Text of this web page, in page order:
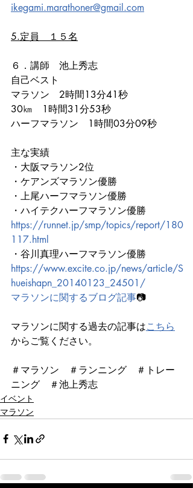
ikegami.marathoner@gmail.com
5.定員　１５名
６．講師　池上秀志
自己ベスト
マラソン　2時間13分41秒
30㎞　1時間31分53秒
ハーフマラソン　1時間03分09秒
主な実績
・大阪マラソン2位
・ケアンズマラソン優勝
・上尾ハーフマラソン優勝
・ハイテクハーフマラソン優勝
https://runnet.jp/smp/topics/report/180
117.html
・谷川真理ハーフマラソン優勝
https://www.excite.co.jp/news/article/S
hueishapn_20140123_24501/
マラソンに関するブログ記事📷
マラソンに関する過去の記事はこちら
からご覧ください。
＃マラソン　＃ランニング　＃トレー
ニング　＃池上秀志
イベント
マラソン